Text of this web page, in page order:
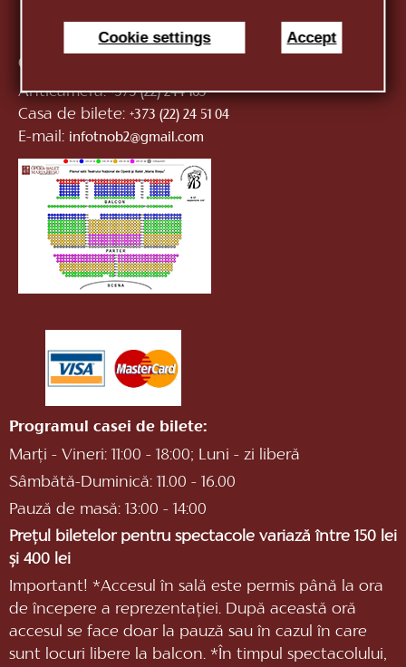
Cookie settings Accept
Contacte:
Anticamera:+373 (22) 244 163
Casa de bilete: +373 (22) 24 51 04
E-mail: infotnob2@gmail.com
Programul casei de bilete:
Marți - Vineri: 11:00 - 18:00; Luni - zi liberă
Sâmbătă-Duminică: 11.00 - 16.00
Pauză de masă: 13:00 - 14:00
Prețul biletelor pentru spectacole variază între 150 lei
și 400 lei
Important! *Accesul în sală este permis până la ora
de începere a reprezentaţiei. După această oră
accesul se face doar la pauză sau în cazul în care
sunt locuri libere la balcon. *În timpul spectacolului,